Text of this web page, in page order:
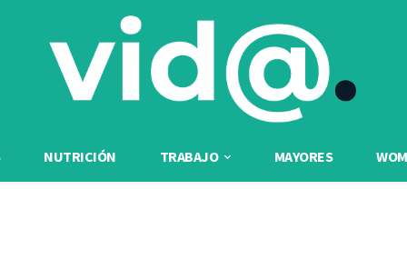
NUTRICIÓN TRABAJO MAYORES